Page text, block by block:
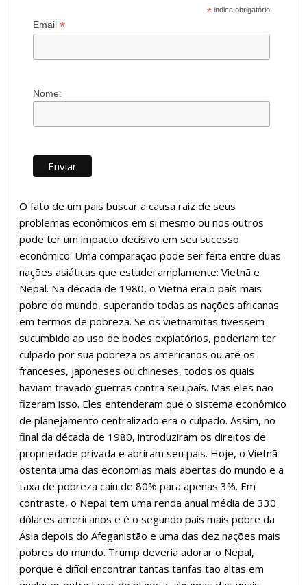
* indica obrigatório
Email*
Nome:
O fato de um país buscar a causa raiz de seus
problemas econômicos em si mesmo ou nos outros
pode ter um impacto decisivo em seu sucesso
econômico. Uma comparação pode ser feita entre duas
nações asiáticas que estudei amplamente: Vietnã e
Nepal. Na década de 1980, o Vietnã era o país mais
pobre do mundo, superando todas as nações africanas
em termos de pobreza. Se os vietnamitas tivessem
sucumbido ao uso de bodes expiatórios, poderiam ter
culpado por sua pobreza os americanos ou até os
franceses, japoneses ou chineses, todos os quais
haviam travado guerras contra seu país. Mas eles não
fizeram isso. Eles entenderam que o sistema econômico
de planejamento centralizado era o culpado. Assim, no
final da década de 1980, introduziram os direitos de
propriedade privada e abriram seu país. Hoje, o Vietnã
ostenta uma das economias mais abertas do mundo e a
taxa de pobreza caiu de 80% para apenas 3%. Em
contraste, o Nepal tem uma renda anual média de 330
dólares americanos e é o segundo país mais pobre da
Ásia depois do Afeganistão e uma das dez nações mais
pobres do mundo. Trump deveria adorar o Nepal,
porque é difícil encontrar tantas tarifas tão altas em